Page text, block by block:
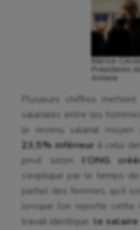
Marice-
Présidente
Amiens
Plusieurs chiffres
salariales entre les
le revenu salarial
23,5% inférieur à celui
privé selon l’ONG
s’explique par le temps
partiel des femmes, qu’il
lorsque l’on reporte
travail identique, le